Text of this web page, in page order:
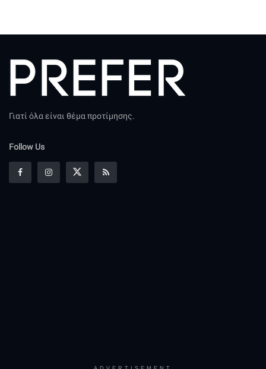
Γιατί όλα είναι θέμα προτίμησης.
Follow Us